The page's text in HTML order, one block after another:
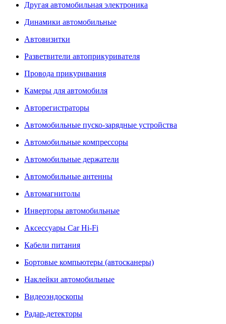
Другая автомобильная электроника
Динамики автомобильные
Автовизитки
Разветвители автоприкуривателя
Провода прикуривания
Камеры для автомобиля
Авторегистраторы
Автомобильные пуско-зарядные устройства
Автомобильные компрессоры
Автомобильные держатели
Автомобильные антенны
Автомагнитолы
Инверторы автомобильные
Аксессуары Car Hi-Fi
Кабели питания
Бортовые компьютеры (автосканеры)
Наклейки автомобильные
Видеоэндоскопы
Радар-детекторы